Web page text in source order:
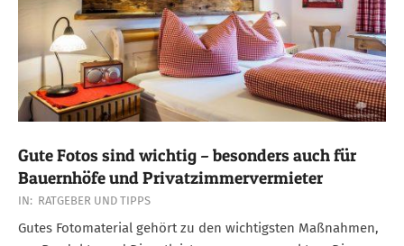
Gute Fotos sind wichtig – besonders auch für
Bauernhöfe und Privatzimmervermieter
2018-
08-
IN: RATGEBER UND TIPPS
Gutes Fotomaterial gehört zu den wichtigsten Maßnahmen,